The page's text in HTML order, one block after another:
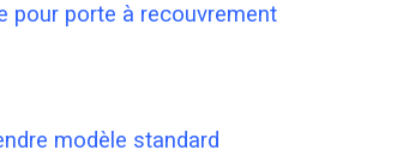
pour porte à recouvrement
modèle standard